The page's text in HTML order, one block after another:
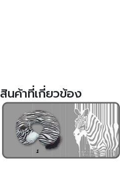
สินค้าที่เกี่ยวข้อง